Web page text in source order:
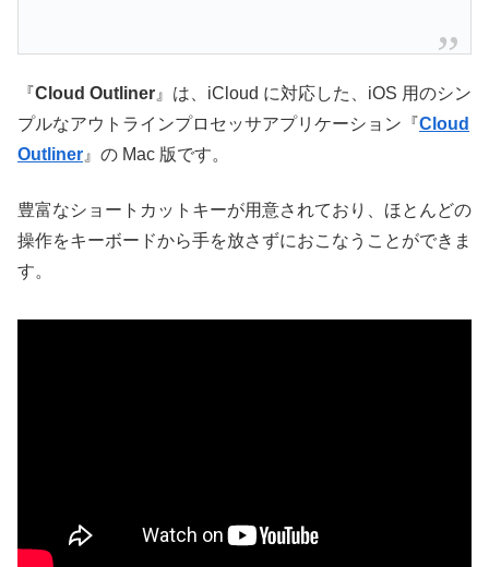
『Cloud Outliner 』は、iCloud に対応した、iOS 用のシン
プルなアウトラインプロセッサアプリケーション『Cloud
Outliner 』の Mac 版です。
豊富なショートカットキーが用意されており、ほとんどの
操作をキーボードから手を放さずにおこなうことができま
す。